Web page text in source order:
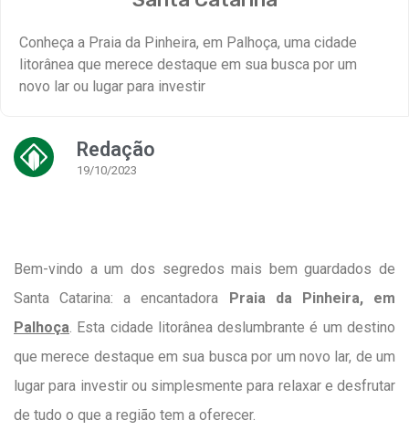
Conheça a Praia da Pinheira, em Palhoça, uma cidade
litorânea que merece destaque em sua busca por um
novo lar ou lugar para investir
Redação
19/10/2023
Bem-vindo a um dos segredos mais bem guardados de
Santa Catarina: a encantadora
Praia da Pinheira, em
Palhoça. Esta cidade litorânea deslumbrante é um destino
que merece destaque em sua busca por um novo lar, de um
lugar para investir ou simplesmente para relaxar e desfrutar
de tudo o que a região tem a oferecer.